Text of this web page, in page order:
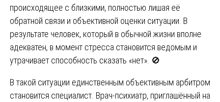
происходящее с близкими, полностью лишая её
обратной связи и объективной оценки ситуации. В
результате человек, который в обычной жизни вполне
адекватен, в момент стресса становится ведомым и
утрачивает способность сказать «нет». 🚫
В такой ситуации единственным объективным арбитром
становится специалист. Врач-психиатр, приглашённый на